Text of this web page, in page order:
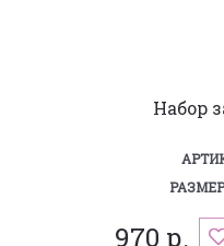
Набор
970 р.